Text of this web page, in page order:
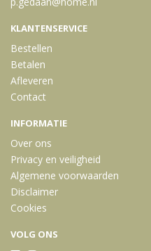
KLANTENSERVICE
Bestellen
Betalen
Afleveren
Contact
INFORMATIE
Over ons
Privacy en veiligheid
Algemene voorwaarden
Disclaimer
Cookies
VOLG ONS